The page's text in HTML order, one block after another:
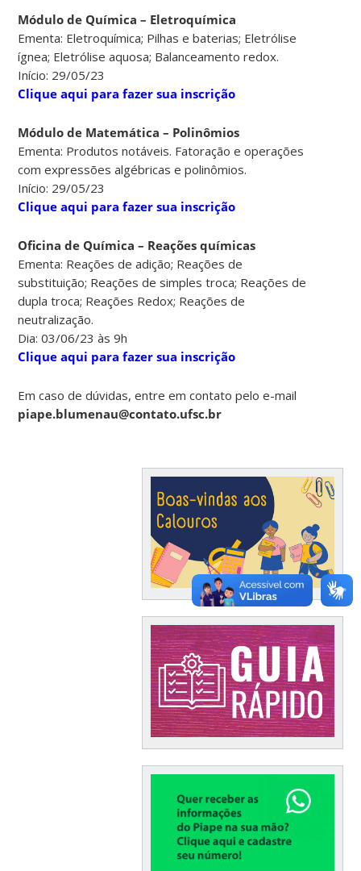
Módulo de Química – Eletroquímica
Ementa: Eletroquímica; Pilhas e baterias; Eletrólise
ígnea; Eletrólise aquosa; Balanceamento redox.
Início: 29/05/23
Clique aqui para fazer sua inscrição
Módulo de Matemática – Polinômios
Ementa: Produtos notáveis. Fatoração e operações
com expressões algébricas e polinômios.
Início: 29/05/23
Clique aqui para fazer sua inscrição
Oficina de Química – Reações químicas
Ementa: Reações de adição; Reações de
substituição; Reações de simples troca; Reações de
dupla troca; Reações Redox; Reações de
neutralização.
Dia: 03/06/23 às 9h
Clique aqui para fazer sua inscrição
Em caso de dúvidas, entre em contato pelo e-mail
piape.blumenau@contato.ufsc.br